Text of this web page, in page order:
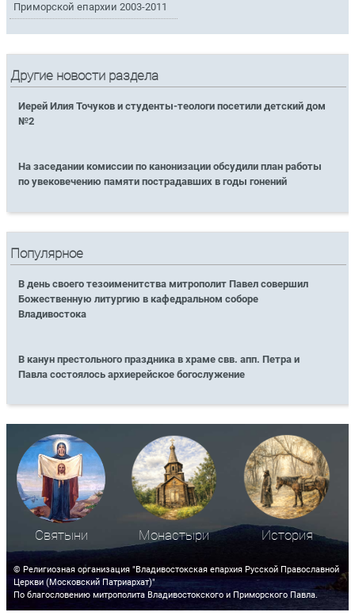
Приморской епархии 2003-2011
Другие новости раздела
Иерей Илия Точуков и студенты-теологи посетили детский дом
№2
На заседании комиссии по канонизации обсудили план работы
по увековечению памяти пострадавших в годы гонений
Популярное
В день своего тезоименитства митрополит Павел совершил
Божественную литургию в кафедральном соборе
Владивостока
В канун престольного праздника в храме свв. апп. Петра и
Павла состоялось архиерейское богослужение
Святыни Монастыри История
© Религиозная организация "Владивостокская епархия Русской Православной
Церкви (Московский Патриархат)"
По благословению митрополита Владивостокского и Приморского Павла.